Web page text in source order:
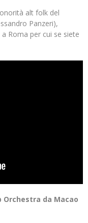
alt folk del
Panzeri),
Roma per cui se siete
da Macao